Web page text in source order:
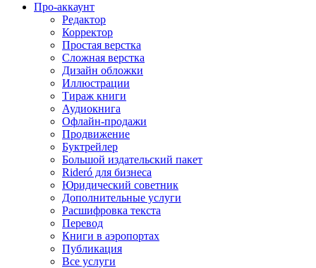
Про-аккаунт
Редактор
Корректор
Простая верстка
Сложная верстка
Дизайн обложки
Иллюстрации
Тираж книги
Аудиокнига
Офлайн-продажи
Продвижение
Буктрейлер
Большой издательский пакет
Rideró для бизнеса
Юридический советник
Дополнительные услуги
Расшифровка текста
Перевод
Книги в аэропортах
Публикация
Все услуги